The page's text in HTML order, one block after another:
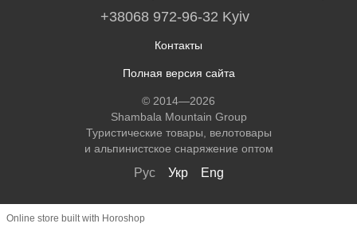
+38068 972-96-32 Kyiv
Контакты
Полная версия сайта
© 2014—2026
Shambala Mountain Group
Туристические товары, велотовары
и альпинистское снаряжение оптом
Рус Укр Eng
Online store built with Horoshop